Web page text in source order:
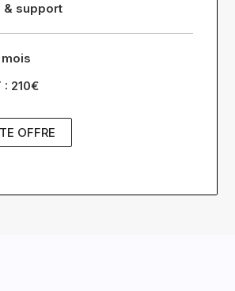
& support
210€
OFFRE